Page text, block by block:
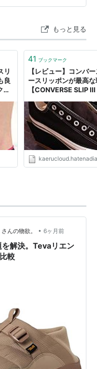
と紹介します🍀 ■①
もっと見る
リ
良
ブ
41 ブックマーク
【レビュー】コンバ
ースリッポンが最高
【CONVERSE SLIP
んの物欲。 • 6ヶ月前
解決。Tevaリエン
較